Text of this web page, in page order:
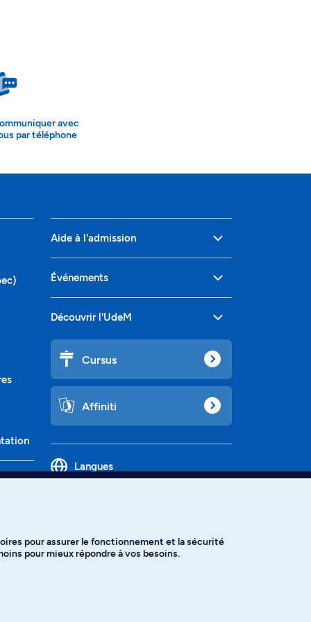
avec
par téléphone
Aide à l'admission
Événements
Découvrir l'UdeM
Cursus
Affiniti
Langues
pour assurer le fonctionnement et la sécurité
pour mieux répondre à vos besoins.